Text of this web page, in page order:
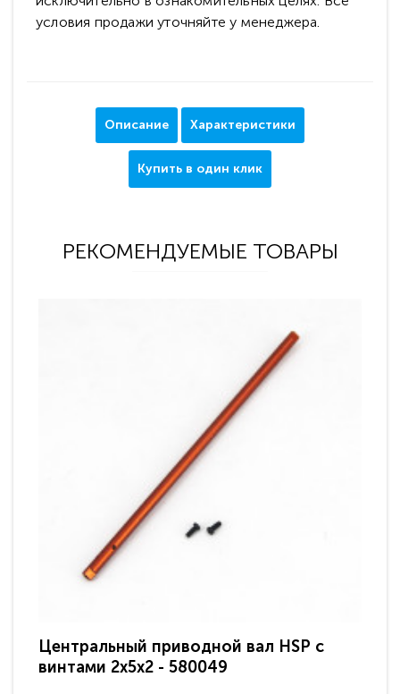
условия продажи уточняйте у менеджера.
Описание Характеристики
Купить в один клик
РЕКОМЕНДУЕМЫЕ ТОВАРЫ
Центральный приводной вал HSP с
винтами 2x5x2 - 580049